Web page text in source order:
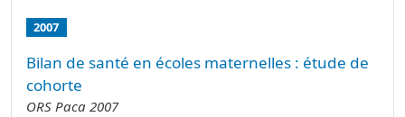
2007
Bilan de santé en écoles maternelles : étude de
cohorte
ORS Paca 2007